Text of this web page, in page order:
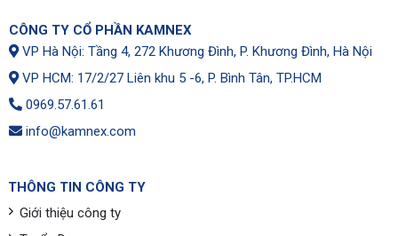
CÔNG TY CỔ PHẦN KAMNEX
VP Hà Nội: Tầng 4, 272 Khương Đình, P. Khương Đình, Hà Nội
VP HCM: 17/2/27 Liên khu 5 -6, P. Bình Tân, TP.HCM
0969.57.61.61
info@kamnex.com
THÔNG TIN CÔNG TY
Giới thiệu công ty